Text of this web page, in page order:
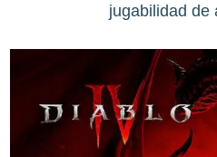
jugabilidad de